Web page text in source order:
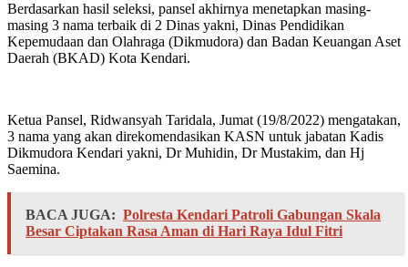
Berdasarkan hasil seleksi, pansel akhirnya menetapkan masing-
masing 3 nama terbaik di 2 Dinas yakni, Dinas Pendidikan
Kepemudaan dan Olahraga (Dikmudora) dan Badan Keuangan Aset
Daerah (BKAD) Kota Kendari.
Ketua Pansel, Ridwansyah Taridala, Jumat (19/8/2022) mengatakan,
3 nama yang akan direkomendasikan KASN untuk jabatan Kadis
Dikmudora Kendari yakni, Dr Muhidin, Dr Mustakim, dan Hj
Saemina.
BACA JUGA: Polresta Kendari Patroli Gabungan Skala
Besar Ciptakan Rasa Aman di Hari Raya Idul Fitri